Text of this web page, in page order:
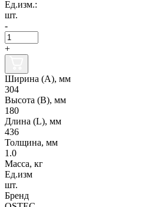
Ед.изм.:
шт.
-
+
Ширина (А), мм
304
Высота (В), мм
180
Длина (L), мм
436
Толщина, мм
1.0
Масса, кг
Ед.изм
шт.
Бренд